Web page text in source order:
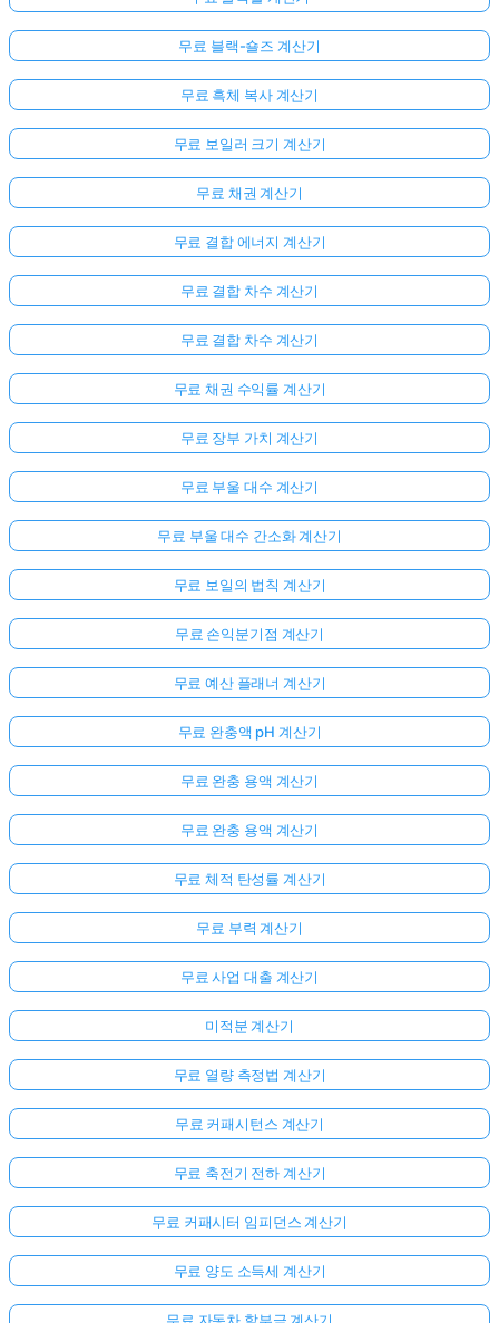
문
니
다
번
질
하
무료 블랙-숄즈 계산기
무료 흑체 복사 계산기
무료 보일러 크기 계산기
무료 채권 계산기
무료 결합 에너지 계산기
무료 결합 차수 계산기
무료 결합 차수 계산기
무료 채권 수익률 계산기
무료 장부 가치 계산기
무료 부울 대수 계산기
무료 부울 대수 간소화 계산기
무료 보일의 법칙 계산기
무료 손익분기점 계산기
무료 예산 플래너 계산기
무료 완충액 pH 계산기
무료 완충 용액 계산기
무료 완충 용액 계산기
무료 체적 탄성률 계산기
무료 부력 계산기
무료 사업 대출 계산기
미적분 계산기
무료 열량 측정법 계산기
무료 커패시턴스 계산기
무료 축전기 전하 계산기
무료 커패시터 임피던스 계산기
무료 양도 소득세 계산기
무료 자동차 할부금 계산기